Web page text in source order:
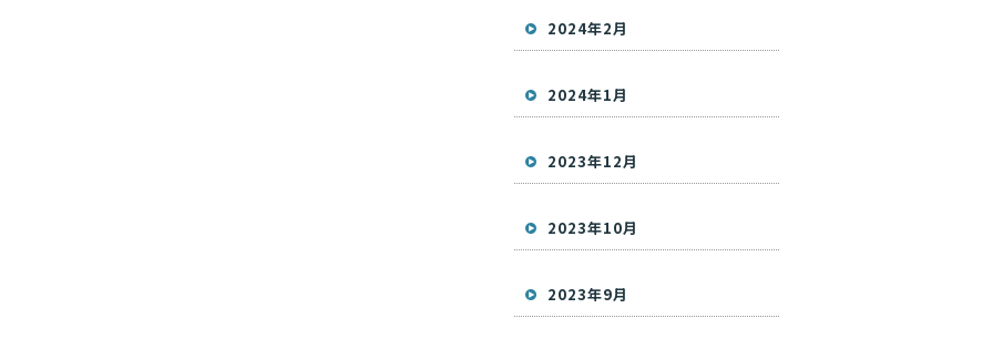
2024年2月
2024年1月
2023年12月
2023年10月
2023年9月